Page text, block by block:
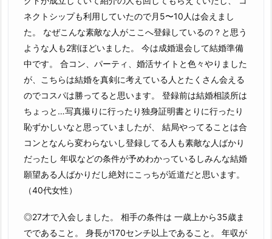
ネクトシップも利用していたので月5〜10人は会えまし
た。 なぜこんな素敵な人がここへ登録しているの？と思う
ような人も2割ほどいました。 今は成婚退会して結婚準備
中です。 合コン、パーティ、婚活サイトと色々やりました
が、こちらは結婚を真剣に考えている人とたくさん会える
のでコスパは勝ってると思います。 登録前は結婚相談所は
ちょっと…写真撮りに行ったり独身証明書とりに行ったり
恥ずかしいなと思っていましたが、 結局やってることは合
コンとなんら変わらないし登録してる人も素敵な人ばかり
だったし 年収などの条件が予めわかっているしみんな結婚
願望ある人ばかりだし絶対にこっちが近道だと思います。
（40代女性）
◎27才で入会しました。 相手の条件は 一歳上から35歳ま
でであること。 身長が170センチ以上であること。 年収が